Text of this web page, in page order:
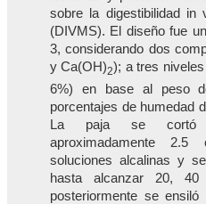
sobre la digestibilidad in
(DIVMS). El diseño fue
3, considerando dos
y Ca(OH)2); a tres
6%) en base al peso
porcentajes de humedad
La paja se cortó
aproximadamente
soluciones alcalinas y
hasta alcanzar 20,
posteriormente se